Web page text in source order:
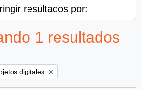
resultados por:
1 resultados
filter:digitales